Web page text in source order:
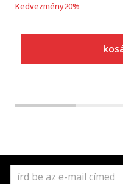
Kedvezmény20%